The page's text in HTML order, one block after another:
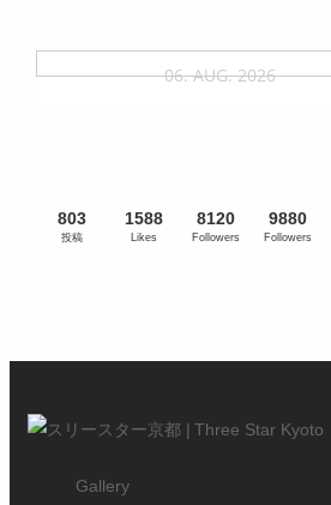
06. AUG. 2026
803
投稿
1588
Likes
8120
Followers
9880
Followers
Gallery